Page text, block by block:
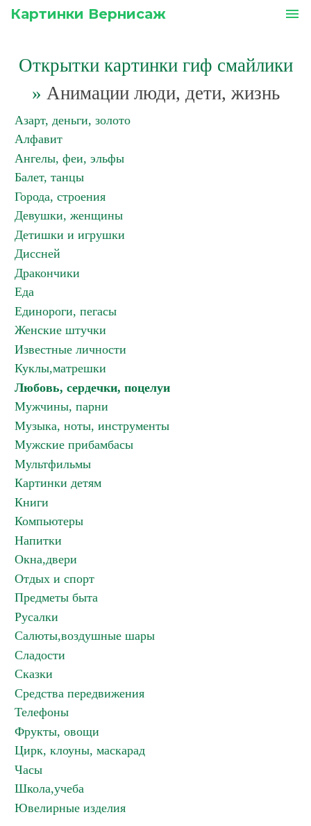
Картинки Вернисаж menu
Открытки картинки гиф смайлики
» Анимации люди, дети, жизнь
Азарт, деньги, золото
Алфавит
Ангелы, феи, эльфы
Балет, танцы
Города, строения
Девушки, женщины
Детишки и игрушки
Диссней
Дракончики
Еда
Единороги, пегасы
Женские штучки
Известные личности
Куклы,матрешки
Любовь, сердечки, поцелуи
Мужчины, парни
Музыка, ноты, инструменты
Мужские прибамбасы
Мультфильмы
Картинки детям
Книги
Компьютеры
Напитки
Окна,двери
Отдых и спорт
Предметы быта
Русалки
Салюты,воздушные шары
Сладости
Сказки
Средства передвижения
Телефоны
Фрукты, овощи
Цирк, клоуны, маскарад
Часы
Школа,учеба
Ювелирные изделия